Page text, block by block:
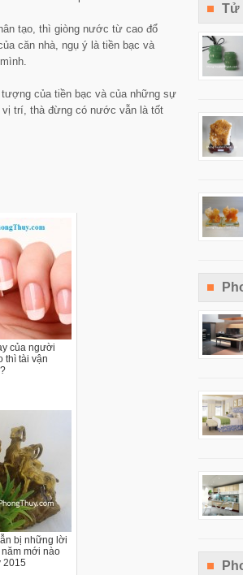
tạo, thì giòng nước từ cao đổ
căn nhà, ngụ ý là tiền bạc và
của tiền bạc và của những sự
trí, thà đừng có nước vẫn là tốt
của người
thì tài vận
bị những lời
mới nào
2015
Tử